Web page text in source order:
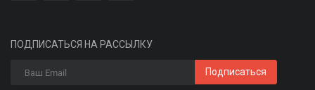
ПОДПИСАТЬСЯ НА РАССЫЛКУ
Подписаться